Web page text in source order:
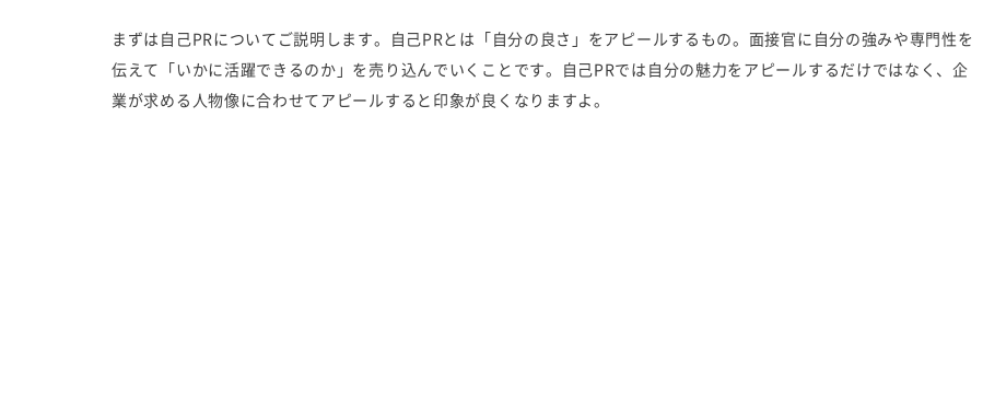
まずは自己PRについてご説明します。自己PRとは「自分の良さ」をアピールするもの。面接官に自分の強みや専門性を
伝えて「いかに活躍できるのか」を売り込んでいくことです。自己PRでは自分の魅力をアピールするだけではなく、企
業が求める人物像に合わせてアピールすると印象が良くなりますよ。